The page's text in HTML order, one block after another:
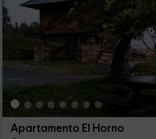
Apartamento El Horno